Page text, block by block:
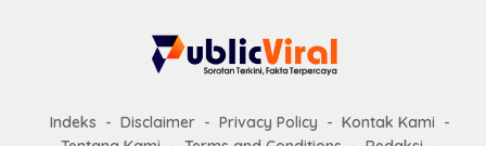
Indeks Disclaimer Privacy Policy
Kontak Kami